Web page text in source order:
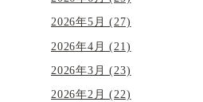
2026年5月 (27)
2026年4月 (21)
2026年3月 (23)
2026年2月 (22)